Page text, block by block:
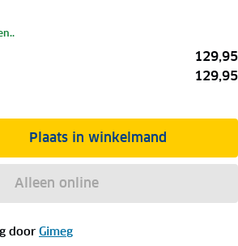
129,95
129,95
Plaats in winkelmand
Alleen online
door Gimeg